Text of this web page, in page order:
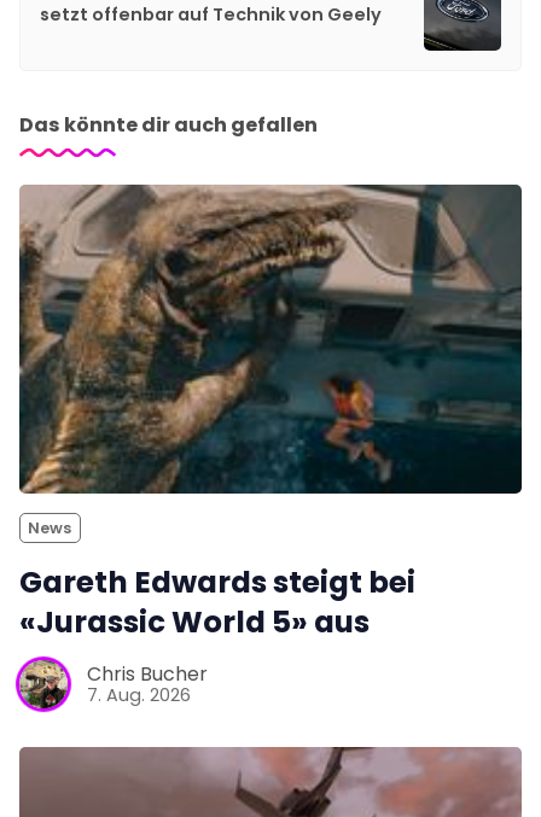
setzt offenbar auf Technik von Geely
Das könnte dir auch gefallen
News
Gareth Edwards steigt bei
«Jurassic World 5» aus
Chris Bucher
7. Aug. 2026